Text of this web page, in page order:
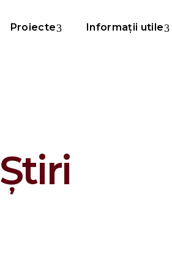
Proiecte Informații utile
Știri